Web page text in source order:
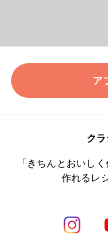
ア
ク
「きちんとおいし
作れるレ